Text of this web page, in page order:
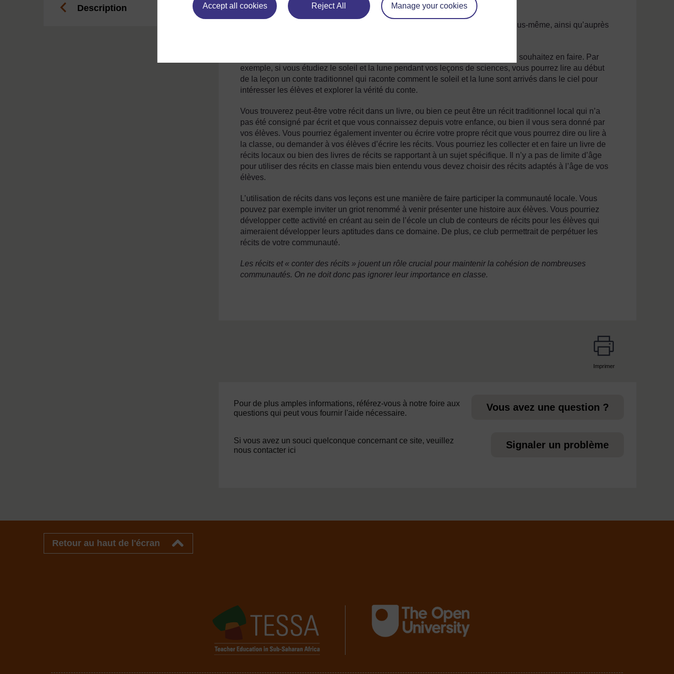
Accept all cookies Reject All Manage your cookies
Description Où trouver les récits et comment les choisir ?
Vous trouverez des récits dans des livres, dans la communauté locale et en vous-même, ainsi qu’auprès
Vous devez choisir le récit en fonction de son message et de l’usage que vous souhaitez en faire. Par
exemple, si vous étudiez le soleil et la lune pendant vos leçons de sciences, vous pourrez lire au début
de la leçon un conte traditionnel qui raconte comment le soleil et la lune sont arrivés dans le ciel pour
intéresser les élèves et explorer la vérité du conte.
Vous trouverez peut-être votre récit dans un livre, ou bien ce peut être un récit traditionnel local qui n’a
pas été consigné par écrit et que vous connaissez depuis votre enfance, ou bien il vous sera donné par
vos élèves. Vous pourriez également inventer ou écrire votre propre récit que vous pourrez dire ou lire à
la classe, ou demander à vos élèves d’écrire les récits. Vous pourriez les collecter et en faire un livre de
récits locaux ou bien des livres de récits se rapportant à un sujet spécifique. Il n’y a pas de limite d’âge
pour utiliser des récits en classe mais bien entendu vous devez choisir des récits adaptés à l’âge de vos
élèves.
L’utilisation de récits dans vos leçons est une manière de faire participer la communauté locale. Vous
pouvez par exemple inviter un griot renommé à venir présenter une histoire aux élèves. Vous pourriez
développer cette activité en créant au sein de l’école un club de conteurs de récits pour les élèves qui
aimeraient développer leurs aptitudes dans ce domaine. De plus, ce club permettrait de perpétuer les
récits de votre communauté.
Les récits et « conter des récits » jouent un rôle crucial pour maintenir la cohésion de nombreuses
communautés. On ne doit donc pas ignorer leur importance en classe.
Imprimer
Pour de plus amples informations, référez-vous à notre foire aux
questions qui peut vous fournir l'aide nécessaire.
Vous avez une question ?
Si vous avez un souci quelconque concernant ce site, veuillez
nous contacter ici
Signaler un problème
Retour au haut de l'écran